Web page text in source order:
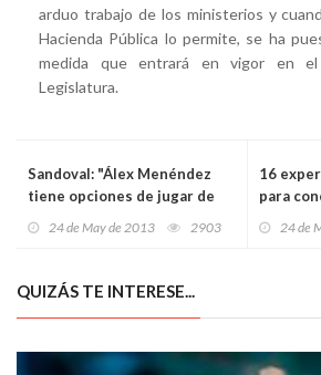
arduo trabajo de los ministerios y
Hacienda Pública lo permite, se ha
medida que entrará en vigor en
Legislatura.
Sandoval: "Álex Menéndez
tiene opciones de jugar de
24 de May de 2013 2903
16
para
24 de
QUIZÁS TE INTERESE...